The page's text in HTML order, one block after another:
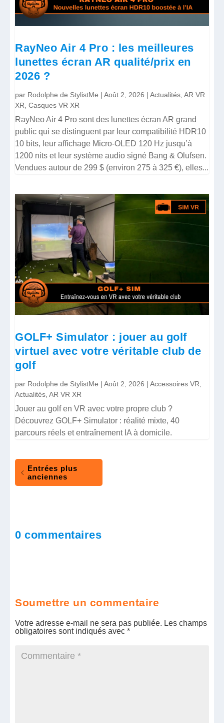
RayNeo Air 4 Pro : les meilleures
lunettes écran AR qualité/prix en
2026 ?
par Rodolphe de StylistMe |Août 2, 2026 |Actualités ,AR VR
XR ,Casques VR XR
RayNeo Air 4 Pro sont des lunettes écran AR grand
public qui se distinguent par leur compatibilité HDR10
10 bits, leur affichage Micro-OLED 120 Hz jusqu’à
1200 nits et leur système audio signé Bang & Olufsen.
Vendues autour de 299 $ (environ 275 à 325 €), elles...
GOLF+ Simulator : jouer au golf
virtuel avec votre véritable club de
golf
par Rodolphe de StylistMe |Août 2, 2026 |Accessoires VR
Actualités ,AR VR XR
Jouer au golf en VR avec votre propre club ?
Découvrez GOLF+ Simulator : réalité mixte, 40
parcours réels et entraînement IA à domicile.
Entrées plus
anciennes
0 commentaires
Soumettre un commentaire
Votre adresse e-mail ne sera pas publiée. Les champs
obligatoires sont indiqués avec*